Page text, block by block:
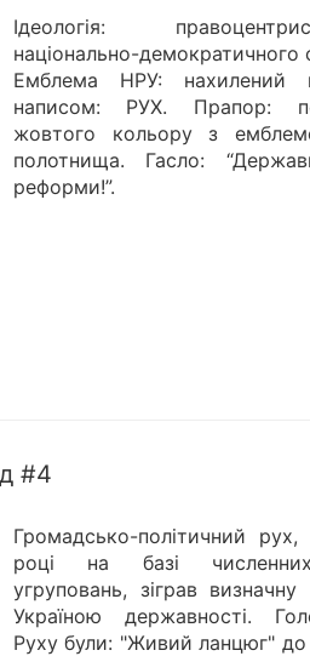
Ідеологія:
національно-демократичного
Емблема НРУ: нахилений
написом: РУХ. Прапор:
жовтого кольору з
полотнища. Гасло:
реформи!”.
#4
Громадсько-політичний
році на базі
угруповань, зіграв
Україною державності.
Руху були: "Живий ланцюг"